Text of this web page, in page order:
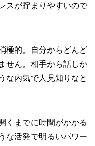
スが貯まりやすいので
極的。自分からどんど
せん。相手から話しか
な内気で人見知りなと
くまでに時間がかかる
な活発で明るいパワー